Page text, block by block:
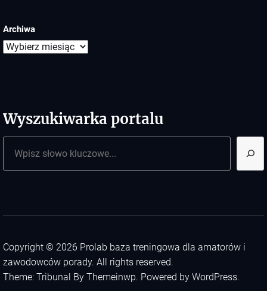
Archiwa
Wyszukiwarka portalu
Copyright © 2026 Prolab baza treningowa dla amatorów i
zawodowców porady. All rights reserved.
Theme: Tribunal By Themeinwp. Powered by WordPress.